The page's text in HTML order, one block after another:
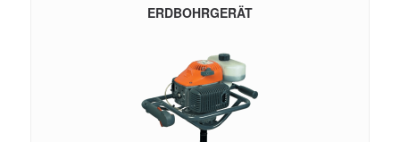
ERDBOHRGERÄT